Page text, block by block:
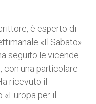
è esperto di
«Il Sabato»
seguito le vicende
con una particolare
ricevuto il
per il